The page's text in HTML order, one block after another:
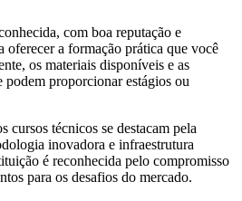
com boa reputação e
oferecer a formação prática que você
os materiais disponíveis e as
podem proporcionar estágios ou
técnicos se destacam pela
inovadora e infraestrutura
é reconhecida pelo compromisso
para os desafios do mercado.